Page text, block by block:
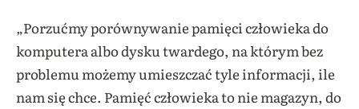
„Porzućmy porównywanie pamięci człowieka do
komputera albo dysku twardego, na którym bez
problemu możemy umieszczać tyle informacji, ile
nam się chce. Pamięć człowieka to nie magazyn, do